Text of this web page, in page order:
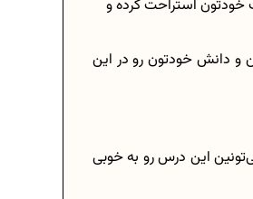
استراحت کرده و
و دانش خودتون رو در این
این درس رو به خوبی